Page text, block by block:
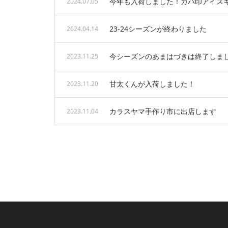
2024.04.14 23-24シーズンが終わりました
2023.11.25 今シーズンのあまはづきは終了しま
2023.11.20 甘太くんが入荷しました！
2023.11.04 カラスヤマ手作り市に出店します